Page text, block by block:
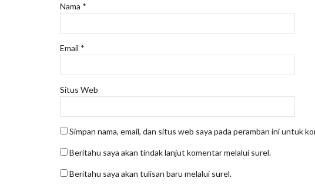
Nama *
Email *
Situs Web
Simpan nama, email, dan situs web saya pada peramban ini untuk
Beritahu saya akan tindak lanjut komentar melalui surel.
Beritahu saya akan tulisan baru melalui surel.